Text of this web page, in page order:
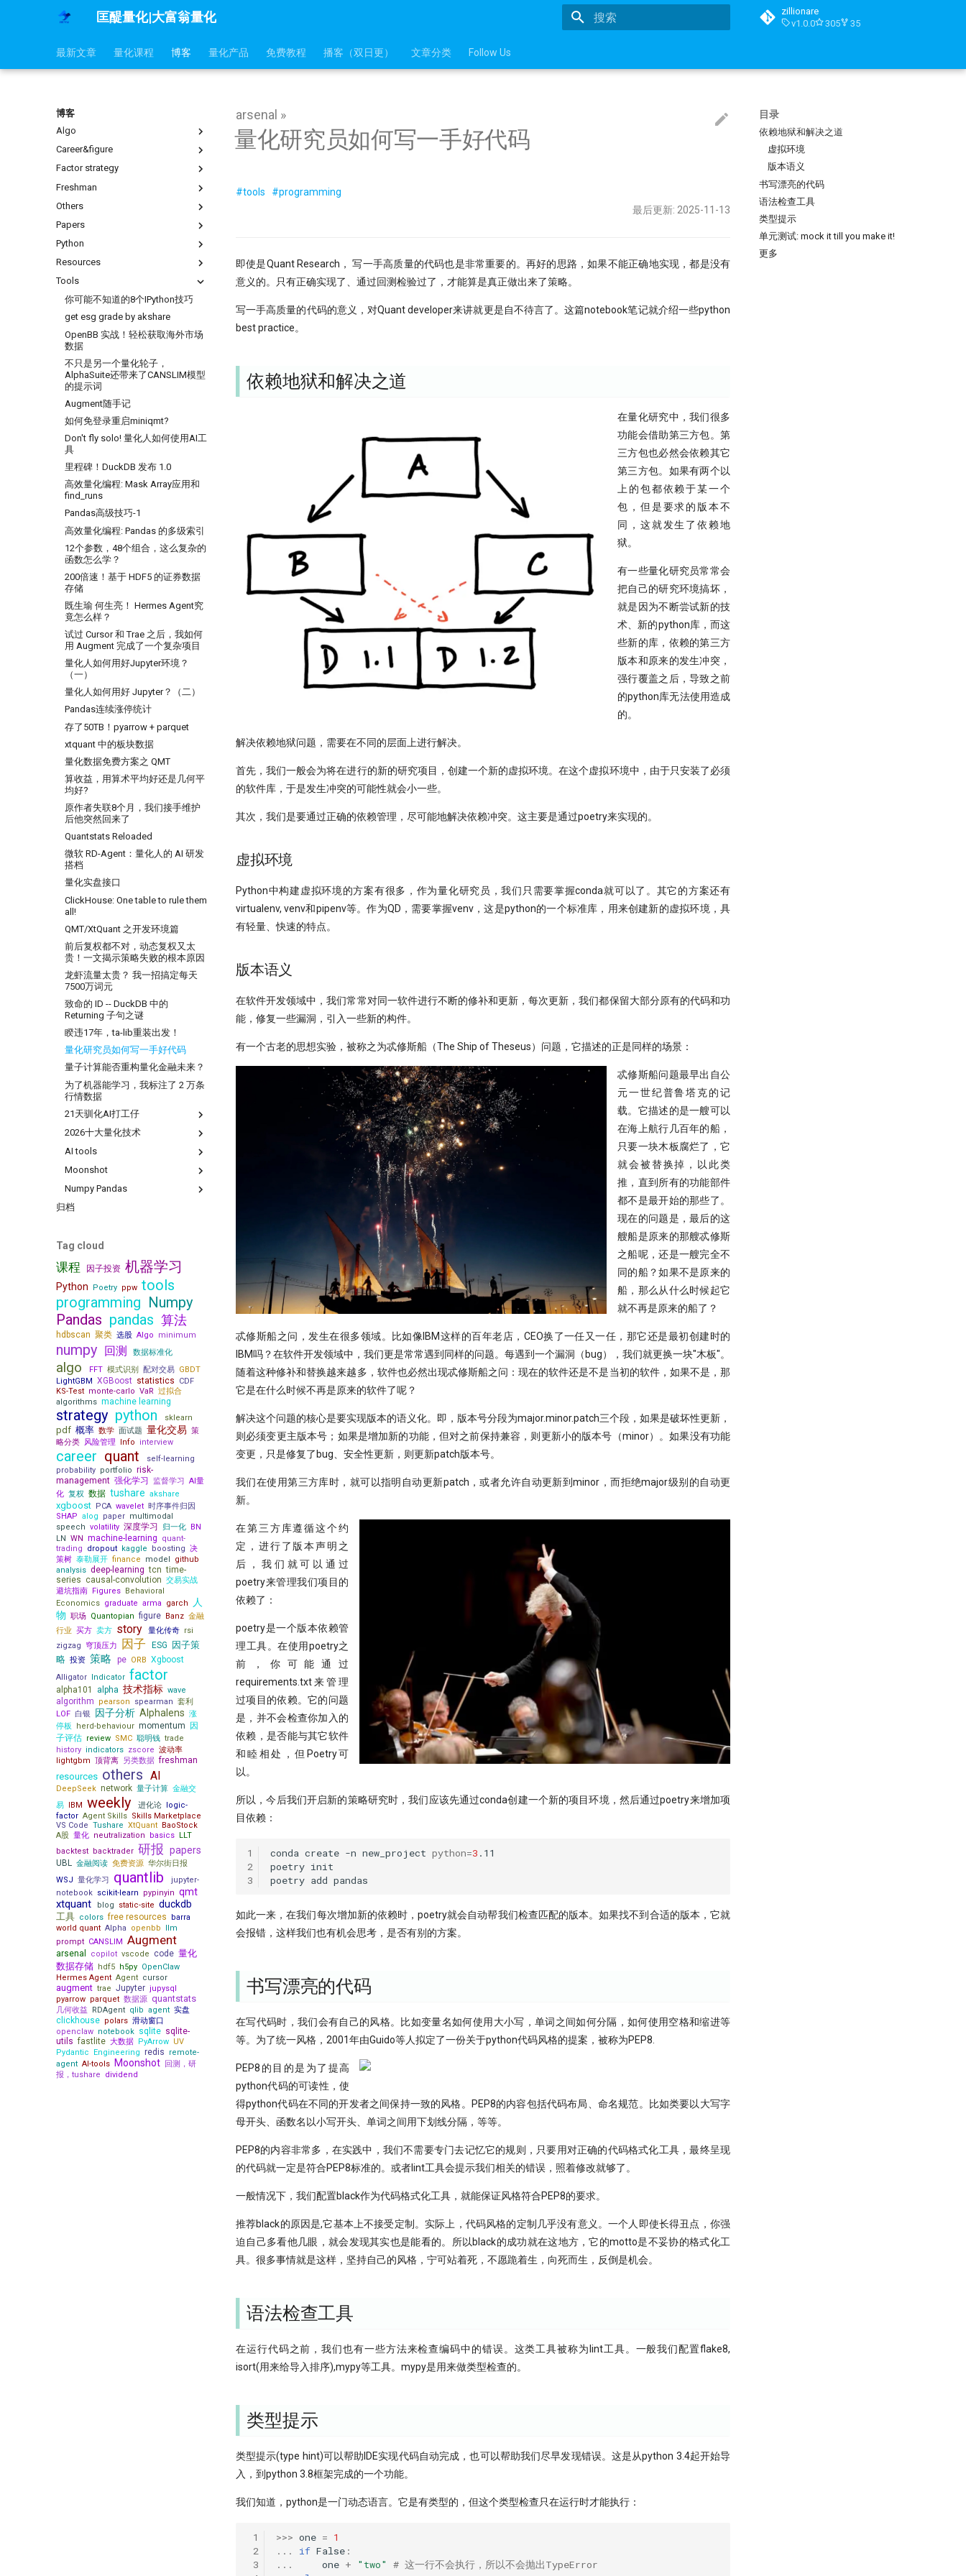
匡醍量化|大富翁量化
zillionare
v1.0.0
305 35
最新文章 量化课程 博客 量化产品 免费教程 播客（双日更） 文章分类 Follow Us
博客
Algo
mldp
why stop loss is so bad
地量见地价？我拿一年的上证数据
夏普大于4的策略有多恐怖？但它
为什么好得不真实？
快速傅里叶变换与股价预测研究
烛台密码 三角形整理如何提示玄机
用HDBSCAN聚类算法选股是否有
hdbscan 聚类算法扫描配对交易
速度提升99倍
比Deepseek还要Deep！起底
GBDT做回归预测的秘密
KS Test, 广义双曲分布和抄底沪指
蒙特卡洛：看似很高端的技术，其
实很暴力很初级
样本外测试之外，我们还有哪些过
拟合检测方法？
基于深度学习的量化策略如何实现
归一化？
量化面试神题：圆上随机点的概率
陷阱
PDF is all you need(2)
PDF is all you need(3)
虎口夺食：量化交易中高频率、低
风险策略的诱惑与陷阱
前视偏差 - 看似明白，实则糊涂
2024已过一半，千禧年发布了这道
脑筯急转弯
一个散户自学量化的 20 个月
强化学习 vs 监督学习：AI炒股的
两种思路
用大白话讲清楚，哪种更适合金融量化
关于昨天应该涨多少这件事，
Tushare 和 东财还没商量好
带你读论文：PCA、离散小波和
XGBoost构建交易策略
谁压垮了这个基站？用XGBoost如
何进行时序事件归因
The Sound of Risk! 闻弦歌而知雅
意, 声音里隐藏的另类因子
Tcn
60天，怎么搭起自己的量化学习
框架
Dropout：给温室里的AI断水断
粮，它才能在实盘中活下来
量化模型中的 BN、LN 与 WN：
为什么照搬计算机视觉的经验会
失效？
Kaggle 表格赛里，XGBoost 为
什么总有竞争力？
如何设计一个能活过黄金黑天鹅
的策略
残差连接：深度学习成功的关键
技术
---
一个散户自学量化的 20 个月
很多人学量化，第一步就走错了
一个很强的股票智能分析系统
聊聊 TCN：一种更清晰的时间序
列解构方式
TCN 番外：回测高胜率与实盘失
效，AI 模型在金融市场的客观困
境
为什么我们需要因果卷积？
Career&figure
不小心杀入了量化赛道，现在该怎
念
在量化交易中，掌握
ARMA/GARCH 的重要性？
路！附历年比赛资料
金融/计量专业，硕士论文怎么确
定研究课题？
高薪金领都用啥编程语言？SQL、
Python领航，附排名！
反抗者的崛起！Fawce 和
Quantopian 的量化之路
我之为我，有路可寻：量化传奇
Max Dama 的非典型量化之路
牛人太多：小市值因子之父，毕业
论文被大佬狂怼
Successfully starting a career in
quant research
金融行业买方与卖方：利润与稳定
性的背后逻辑
硕士在读，如何才能入行量化交易
月亮和Pandas - Wes Mckinney的
传奇故事
找校友！起底百亿私募创始人
追随美的指引-纪念西蒙斯
Factor strategy
1赔10！中证1000应该这样抄底
交割日魔咒？
7因子模型，除了规模、市场、动
量和价值，还有哪些？
不能求二阶导的metrics
不是好的objective
基于 XGBoost 的组合策略基本框
鳄鱼线，让趋势成为你的朋友
第42个因子:年化17.6%，15年累计
10倍
年终特稿：这个指标我愿称之为年
度最强发现
如果模型预测准确率超过85%，这
台印钞机应该值多少马内？
ESG评分多空投资策略：买ESG评
层回测通用代码）
当交易员用上火箭科学！波和导数
检测出艾略特浪、双顶及及因子构
建
量化交易中的遗传算法
量化股票投资起手式
指数增强之
指数成份股信息挖掘
羊群效应及其因子化
后见之明！错过6个涨停之后的复
盘
球队和硬币因子
圣杯依然闪耀
节前迎来揪心一幕！谁来告诉我，
A股现在有没有低估？
涨到溢出！PEPE告诉我，大盘还能
涨几多？
白银大涨引发的量化套利策略
Alphalens 因子分析 - 以低换手率
因子为例(1)
Alphalens因子分析(2) - low
turnover秒杀98%的基金经理!
因子分析（3）- 都是坑！这么简单
的Alpha计算，竟然错了？！
Alphalens因子分析(4) -
Information Coefficient方法
龙凤呈祥：这种无底限炒作，如何
用量化方法发现它？
捕捉主力-最大成交量因子
Mispriced option
净新高占比因子
ORB! Alpha 达到年化 36%
7月：斜率动量因子表现回顾
左数效应 整数关口与光折射
Sharpe 5.5!遗憾规避因子
私募量化策略大盘点-2024年初
Alpha达到61%！
聪明钱概念策略，另一个价格行为
交易策略？
改用十进制！点差如何影响策略
时间会证明一切！抢头财（报）就
是抢头彩？！
UO 指标
周一到周五，哪天能买股？做对了
夏普22.5！
新国九条下，低波动因子重要性提
升！
低波动因子、白马股与红利股
在这一刻抄底，胜率高达95%
不看懂这篇文章，不要在量化中使
用市盈率！
打新不中，买新当如何？lightgbm
打新模型如何构建？
拯救CCI！因子纯化后，证实CCI确
实是超有效的技术指标！
暴力美学！洗盘模式如何检测？
强化学习模型能否自我演化出交易
智慧？
洛书投资：先验性因子与波动率等
权
终极猜想！底蓓离的成因分析
Political Alpha，跟着国会山股神
去炒股
Ifind25
你在同花顺上的每一次点击，都
被做成了做空信号
Freshman
问薪无愧！
Others
全球Windows机器蓝屏，作为量化
掘墓人，但中初级程序员是爬不出
来了
当我在星巴克连上家里的服务器，
IPV6，你是值得的
Need for speed
量子飞跃：汇丰银行债券交易可能
成为华尔街未来
机器的觉醒！人工智能风云激荡70
年
[0721] QuanTide Weekly
[0728] QuanTide Weekly
[0804] QuanTide Weekly
[0811] QuanTide Weekly
[0818] QuanTide Weekly
[0825] QuanTide Weekly
[0901] QuanTide Weekly
[0908] QuanTide Weekly
[0915] QuanTide Weekly
[0922] QuanTide Weekly
[0929] QuanTide Weekly
[1013] QuanTide Weekly
[1020] QuanTide Weekly
[1027] QuanTide Weekly
[1103] QuanTide Weekly
普校逆袭天花板 进化论王一平：有
逻辑的量化
做能调教AI的赛博老技师，量化人
也该开始装Skills了
量化投资黑话：深度解析“因子”及
其核心逻辑
Papers
『译研报03』Z变换改造均线，一
盘？
『译研报04』 年化25%的策略到底
有没有翻车？
Kronos
RSRS 择时指标
『匡醍译研报 01』 驯龙高手，从
股谚到量化因子的工程化落地
『匡醍译研报 02』 驯龙高手，从
股谚到量化因子的工程化落地
如何获取免费的华尔街日报的文章
把研报『翻译』成代码，80%的工
作都在这篇文章里讲了
Python
只廖廖数行，但很惊艳的代码
为什么量化人应该使用duckdb？
Jupyter Notebook中如何设置环境
π-thon以及他的朋友们
4k stars! 如何实现按拼音首字母查
询证券代码？
10 月 24 日，庆祝码农节！Python
刚刚发布了 3.13 版本
提速100倍！QMT复权因子高效算
2024年，免费博客赚钱方案
给Pandas找个搭子，用SQL玩转
Resources
一些和颜色相关的网站
Barra风险模型构建完全指南
来自世坤！寻找Alpha 构建交易策
论如何白嫖论文
量化金融人都在看哪些顶刊
Tools
你可能不知道的8个IPython技巧
get esg grade by akshare
OpenBB 实战！轻松获取海外市场
数据
不只是另一个量化轮子，
AlphaSuite还带来了CANSLIM模型
的提示词
Augment随手记
如何免登录重启miniqmt?
Don't fly solo! 量化人如何使用AI工
具
里程碑！DuckDB 发布 1.0
高效量化编程: Mask Array应用和
find_runs
Pandas高级技巧-1
高效量化编程: Pandas 的多级索引
12个参数，48个组合，这么复杂的
函数怎么学？
200倍速！基于 HDF5 的证券数据
存储
既生瑜 何生亮！ Hermes Agent究
竟怎么样？
试过 Cursor 和 Trae 之后，我如何
用 Augment 完成了一个复杂项目
量化人如何用好Jupyter环境？
（一）
量化人如何用好 Jupyter？（二）
Pandas连续涨停统计
存了50TB！pyarrow + parquet
xtquant 中的板块数据
量化数据免费方案之 QMT
算收益，用算术平均好还是几何平
均好?
原作者失联8个月，我们接手维护
后他突然回来了
Quantstats Reloaded
微软 RD-Agent：量化人的 AI 研发
搭档
量化实盘接口
ClickHouse: One table to rule them
all!
QMT/XtQuant 之开发环境篇
前后复权都不对，动态复权又太
贵！一文揭示策略失败的根本原因
龙虾流量太贵？ 我一招搞定每天
7500万词元
致命的 ID -- DuckDB 中的
Returning 子句之谜
睽违17年，ta-lib重装出发！
量化研究员如何写一手好代码
量子计算能否重构量化金融未来？
为了机器能学习，我标注了 2 万条
行情数据
21天驯化AI打工仔
21天驯化AI打工仔 - 我如何获取
易系统
21天驯化AI打工仔 - 数据库的优
化
21天驯化AI打工仔 - SQEP 的性
21天驯化AI打工仔 - SQEP与
symbol编码性能测试
21天驯化AI打工仔 - 日线数据的
定时获取
21天驯化AI打工仔 - 日线数据的
定时获取（2）
21 天驯化 AI 打工仔: QMT 实时
分笔数据订阅系统与多 Client 问
题
21 天驯化 AI 打工仔:系统逻辑优
化与分钟线数据合成
2026十大量化技术
量化新基建(三) - FastHTML：
量化新基建（四）：Pandas 3.0
2026量化新基建(二) - sqlite 与
Python 工程化基石
AI tools
除了编程，量化人还能怎么用
地Agent，为什么你还需要
Moonshot
readme
『Moonshot is all you need』
『Moonshot is all you need』
02 - 用tushare玩转月线回测：复
权与本地缓存的秘密武器
涨时重势，跌时重质，
Moonshot首测股息率因子给出
结论
研报复现之如何正确筛选『连续
两年分红』股票（附代码）
Moonshot is all you need - 红利
策略完结篇
Numpy Pandas
01 introduction
归档
Tag cloud
课程 因子投资 机器学习
Python Poetry ppw tools
programming Numpy
Pandas pandas 算法
hdbscan 聚类 选股 Algo minimum
numpy 回测 数据标准化
algo FFT 模式识别 配对交易 GBDT
LightGBM XGBoost statistics
CDF
KS-Test monte-carlo VaR 过拟合
algorithms machine learning
strategy python sklearn
pdf 概率 数学 面试题 量化交易 策
略分类 风险管理 Info interview
career quant
self-learning
probability portfolio risk-
management 强化学习 监督学习 AI量
化 复权 数据 tushare akshare
xgboost PCA wavelet 时序事件归因
SHAP alog paper multimodal
speech volatility 深度学习 归一化
BN
LN WN machine-learning
quant-
trading dropout kaggle boosting 决
策树 泰勒展开 finance model github
analysis deep-learningtcntime-
series causal-convolution 交易实战
避坑指南
Figures
Behavioral
Economics graduate arma garch
人
物 职场 Quantopianfigure Banz 金融
行业 买方 卖方 story 量化传奇 rsi
zigzag 穹顶压力 因子 ESG
因子策
略 投资 策略 pe ORB Xgboost
Alligator Indicator factor
alpha101 alpha 技术指标 wave
algorithm pearson spearman 套利
LOF 白银 因子分析 Alphalens 涨
停板
herd-behaviour momentum
因
子评估 review SMC 聪明钱 trade
history indicators zscore 波动率
lightgbm 顶背离 另类数据freshman
resources others AI
DeepSeek network 量子计算 金融交
易
IBM weekly 进化论
logic-
factor Agent Skills Skills Marketplace
VS Code Tushare XtQuant
BaoStock
A股 量化 neutralization basics
LLT
backtest
backtrader 研报 papers
UBL 金融阅读 免费资源 华尔街日报
WSJ 量化学习 quantlib
jupyter-
notebook scikit-learn pypinyin qmt
xtquant blog static-site duckdb
工具 colorsfree resources
barra
world quant Alpha openbb
llm
prompt CANSLIM Augment
arsenal copilot vscode code 量化
数据存储
hdf5 h5py OpenClaw
Hermes Agent Agent cursor
augment trae Jupyter jupysql
pyarrow parquet 数据源 quantstats
几何收益 RDAgent qlib agent 实盘
clickhouse polars 滑动窗口
openclaw notebook sqlite sqlite-
utilsfastlite 大数据 PyArrow UV
Pydantic
Engineering redis
remote-
agent AI-tools Moonshot
回测，研
报，tushare dividend
目录
依赖地狱和解决之道
虚拟环境
版本语义
书写漂亮的代码
语法检查工具
类型提示
单元测试: mock it till you make it!
更多
arsenal »
量化研究员如何写一手好代码
#tools #programming
最后更新: 2025-11-13
即使是Quant Research， 写一手高质量的代码也是非常重要的。再好的思路，如果不能正确地实现，都是没有
意义的。只有正确实现了、通过回测检验过了，才能算是真正做出来了策略。
写一手高质量的代码的意义，对Quant developer来讲就更是自不待言了。这篇notebook笔记就介绍一些python
best practice。
依赖地狱和解决之道
在量化研究中，我们很多
功能会借助第三方包。第
三方包也必然会依赖其它
第三方包。如果有两个以
上的包都依赖于某一个
包，但是要求的版本不
同，这就发生了依赖地
狱。
有一些量化研究员常常会
把自己的研究环境搞坏，
就是因为不断尝试新的技
术、新的python库，而这
些新的库，依赖的第三方
版本和原来的发生冲突，
强行覆盖之后，导致之前
的python库无法使用造成
的。
解决依赖地狱问题，需要在不同的层面上进行解决。
首先，我们一般会为将在进行的新的研究项目，创建一个新的虚拟环境。在这个虚拟环境中，由于只安装了必须
的软件库，于是发生冲突的可能性就会小一些。
其次，我们是要通过正确的依赖管理，尽可能地解决依赖冲突。这主要是通过poetry来实现的。
虚拟环境
Python中构建虚拟环境的方案有很多，作为量化研究员，我们只需要掌握conda就可以了。其它的方案还有
virtualenv, venv和pipenv等。作为QD，需要掌握venv，这是python的一个标准库，用来创建新的虚拟环境，具
有轻量、快速的特点。
版本语义
在软件开发领域中，我们常常对同一软件进行不断的修补和更新，每次更新，我们都保留大部分原有的代码和功
能，修复一些漏洞，引入一些新的构件。
有一个古老的思想实验，被称之为忒修斯船（The Ship of Theseus）问题，它描述的正是同样的场景：
忒修斯船问题最早出自公
元一世纪普鲁塔克的记
载。它描述的是一艘可以
在海上航行几百年的船，
只要一块木板腐烂了，它
就会被替换掉，以此类
推，直到所有的功能部件
都不是最开始的那些了。
现在的问题是，最后的这
艘船是原来的那艘忒修斯
之船呢，还是一艘完全不
同的船？如果不是原来的
船，那么从什么时候起它
就不再是原来的船了？
忒修斯船之问，发生在很多领域。比如像IBM这样的百年老店，CEO换了一任又一任，那它还是最初创建时的
IBM吗？在软件开发领域中，我们更是常常遇到同样的问题。每遇到一个漏洞（bug），我们就更换一块"木板"。
随着这种修补和替换越来越多，软件也必然出现忒修斯船之问：现在的软件还是不是当初的软件，如果不是，那
它是在什么时候不再是原来的软件了呢？
解决这个问题的核心是要实现版本的语义化。即，版本号分段为major.minor.patch三个段，如果是破坏性更新，
则必须变更主版本号；如果是增加新的功能，但对之前保持兼容，则更新小的版本号（minor）。如果没有功能
变更，只是修复了bug、安全性更新，则更新patch版本号。
我们在使用第三方库时，就可以指明自动更新patch，或者允许自动更新到minor，而拒绝major级别的自动更
新。
在第三方库遵循这个约
定，进行了版本声明之
后，我们就可以通过
poetry来管理我们项目的
依赖了：
poetry是一个版本依赖管
理工具。在使用poetry之
前，你可能通过
requirements.txt来管理
过项目的依赖。它的问题
是，并不会检查你加入的
依赖，是否能与其它软件
和睦相处，但Poetry可
以。
所以，今后我们开启新的策略研究时，我们应该先通过conda创建一个新的项目环境，然后通过poetry来增加项
目依赖：
1
2
3
conda create -n new_project python=3 .11
poetry init
poetry add
如此一来，在我们每次增加新的依赖时，poetry就会自动帮我们检查匹配的版本。如果找不到合适的版本，它就
会报错，这样我们也有机会思考，是否有别的方案。
书写漂亮的代码
在写代码时，我们会有自己的风格。比如变量名如何使用大小写，单词之间如何分隔，如何使用空格和缩进等
等。为了统一风格，2001年由Guido等人拟定了一份关于python代码风格的提案，被称为PEP8.
PEP8的目的是为了提高
python代码的可读性，使
得python代码在不同的开发者之间保持一致的风格。PEP8的内容包括代码布局、命名规范。比如类要以大写字
母开头、函数名以小写开头、单词之间用下划线分隔，等等。
PEP8的内容非常多，在实践中，我们不需要专门去记忆它的规则，只要用对正确的代码格式化工具，最终呈现
的代码就一定是符合PEP8标准的。或者lint工具会提示我们相关的错误，照着修改就够了。
一般情况下，我们配置black作为代码格式化工具，就能保证风格符合PEP8的要求。
推荐black的原因是,它基本上不接受定制。实际上，代码风格的定制几乎没有意义。一个人即使长得丑点，你强
迫自己多看他几眼，就会发现其实也是能看的。所以black的成功就在这地方，它的motto是不妥协的格式化工
具。很多事情就是这样，坚持自己的风格，宁可站着死，不愿跪着生，向死而生，反倒是机会。
语法检查工具
在运行代码之前，我们也有一些方法来检查编码中的错误。这类工具被称为lint工具。一般我们配置flake8,
isort(用来给导入排序),mypy等工具。mypy是用来做类型检查的。
类型提示
类型提示(type hint)可以帮助IDE实现代码自动完成，也可以帮助我们尽早发现错误。这是从python 3.4起开始导
入，到python 3.8框架完成的一个功能。
我们知道，python是一门动态语言。它是有类型的，但这个类型检查只在运行时才能执行：
1
2
3
>>> one = 1
...
if False :
...
one + "two"
# 这一行不会执行，所以不会抛出TypeError